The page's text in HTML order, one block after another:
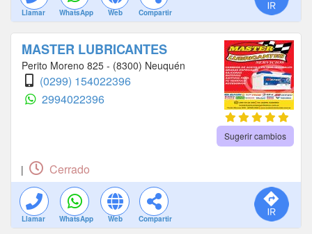
Llamar WhatsApp Web Compartir
MASTER LUBRICANTES
Perito Moreno 825 - (8300) Neuquén
(0299) 154022396
2994022396
Sugerir cambios
| Cerrado
Llamar WhatsApp Web Compartir